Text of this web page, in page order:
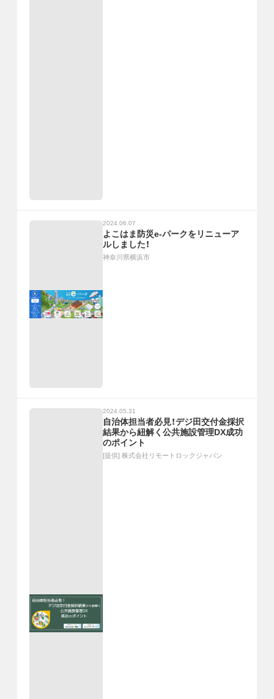
2024.06.07
よこはま防災e-パークをリニューア
ルしました！
神奈川県横浜市
2024.05.31
自治体担当者必見！デジ田交付金採択
結果から紐解く公共施設管理DX成功
のポイント
[提供] 株式会社リモートロックジャパン